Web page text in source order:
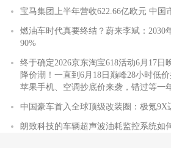
宝马集团上半年营收622.66亿欧元 中国
燃油车时代真要终结？蔚来李斌：2030
90%
终于确定2026京东淘宝618活动6月17日
降价潮！一直到6月18日巅峰28小时低
苹果手机、空调抄底价来袭，错过等一
中国豪车首入全球顶级改装圈：极氪9X
朗致科技的车辆超声波油耗监控系统如